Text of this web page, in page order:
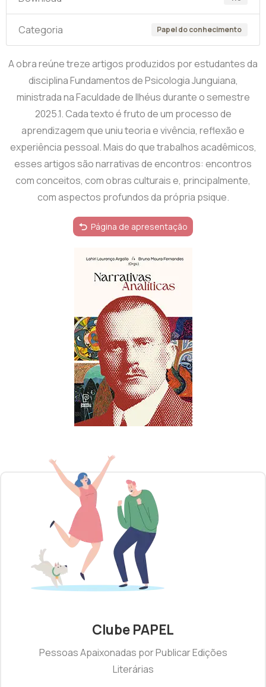
Categoria Papel do conhecimento
A obra reúne treze artigos produzidos por estudantes da
disciplina Fundamentos de Psicologia Junguiana,
ministrada na Faculdade de Ilhéus durante o semestre
2025.1. Cada texto é fruto de um processo de
aprendizagem que uniu teoria e vivência, reflexão e
experiência pessoal. Mais do que trabalhos acadêmicos,
esses artigos são narrativas de encontros: encontros
com conceitos, com obras culturais e, principalmente,
com aspectos profundos da própria psique.
Página de apresentação
Clube PAPEL
Pessoas Apaixonadas por Publicar Edições
Literárias